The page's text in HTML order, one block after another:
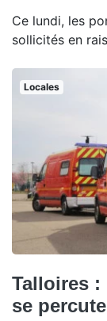
Ce lundi, les
sollicités en
Locales
Talloires :
se